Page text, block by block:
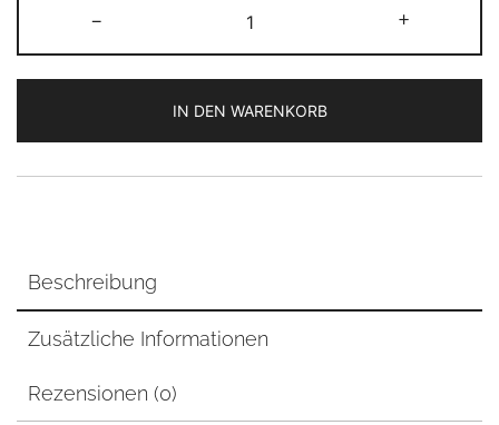
-
Pendel
–
Menge
+
IN DEN WARENKORB
Alternative:
Beschreibung
Zusätzliche Informationen
Rezensionen (0)